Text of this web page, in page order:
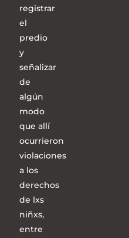
registrar
el
predio
y
señalizar
de
algún
modo
que allí
ocurrieron
violaciones
a los
derechos
de lxs
niñxs,
entre